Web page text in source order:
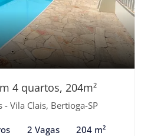
4 quartos, 204m²
Vila Clais, Bertioga-SP
2 Vagas 204 m²